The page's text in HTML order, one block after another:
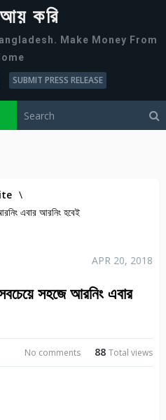
করি
Make Money From
SUBMIT PRESS RELEASE
\
এবার আরনিং হবেই
APR 20, 2018
সহজে আরনিং এবার
88Total views
No comments